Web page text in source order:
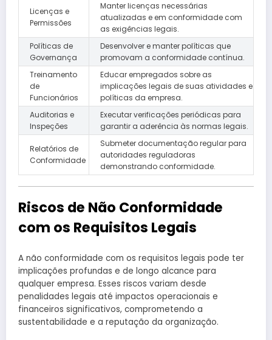
Licenças e
Permissões
Manter licenças necessárias
atualizadas e em conformidade com
as exigências legais.
Políticas de
Governança
Desenvolver e manter políticas que
promovam a conformidade contínua.
Treinamento
de
Funcionários
Educar empregados sobre as
implicações legais de suas atividades e
políticas da empresa.
Auditorias e
Inspeções
Executar verificações periódicas para
garantir a aderência às normas legais.
Relatórios de
Conformidade
Submeter documentação regular para
autoridades reguladoras
demonstrando conformidade.
Riscos de Não Conformidade
com os Requisitos Legais
A não conformidade com os requisitos legais pode ter
implicações profundas e de longo alcance para
qualquer empresa. Esses riscos variam desde
penalidades legais até impactos operacionais e
financeiros significativos, comprometendo a
sustentabilidade e a reputação da organização.